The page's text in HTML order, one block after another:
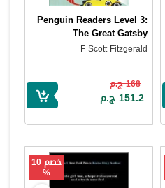
Penguin Readers Level 3:
The Great Gatsby
F Scott Fitzgerald
168 ج.م
151.2 ج.م
خصم 10
%